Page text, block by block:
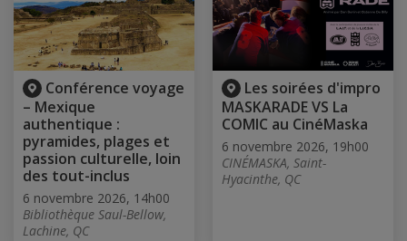
Conférence voyage
– Mexique
authentique :
pyramides, plages et
passion culturelle, loin
des tout-inclus
6 novembre 2026, 14h00
Bibliothèque Saul-Bellow,
Lachine, QC
Les soirées d'impro
MASKARADE VS La
COMIC au CinéMaska
6 novembre 2026, 19h00
CINÉMASKA, Saint-
Hyacinthe, QC